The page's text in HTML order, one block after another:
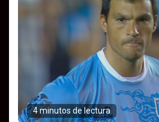
4 minutos de lectura